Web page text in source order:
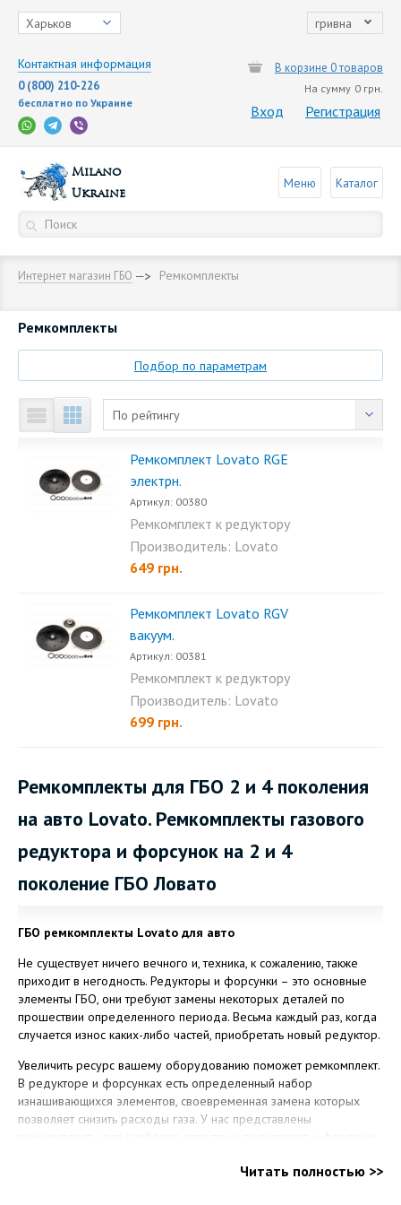
Харьков гривна
Контактная информация
0 (800) 210-226
бесплатно по Украине
В корзине 0 товаров
На сумму 0 грн.
Вход Регистрация
Milano
Ukraine
Меню Каталог
Интернет магазин ГБО Ремкомплекты
Ремкомплекты
Подбор по параметрам
По рейтингу
Ремкомплект Lovato RGE
электрн.
Артикул: 00380
Ремкомплект к редуктору
Lovato RGE электронный...
Производитель: Lovato
649 грн.
Ремкомплект Lovato RGV
вакуум.
Артикул: 00381
Ремкомплект к редуктору
Lovato RGV вакуумный...
Производитель: Lovato
699 грн.
Ремкомплекты для ГБО 2 и 4 поколения
на авто Lovato. Ремкомплекты газового
редуктора и форсунок на 2 и 4
поколение ГБО Ловато
ГБО ремкомплекты Lovato для авто
Не существует ничего вечного и, техника, к сожалению, также
приходит в негодность. Редукторы и форсунки – это основные
элементы ГБО, они требуют замены некоторых деталей по
прошествии определенного периода. Весьма каждый раз, когда
случается износ каких-либо частей, приобретать новый редуктор.
Увеличить ресурс вашему оборудованию поможет ремкомплект.
В редукторе и форсунках есть определенный набор
изнашивающихся элементов, своевременная замена которых
позволяет снизить расходы газа. У нас представлены
включают в себя полный
Читать полностью >>